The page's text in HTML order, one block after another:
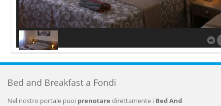
Bed and Breakfast a Fondi
Nel nostro portale puoi prenotare direttamente i Bed And